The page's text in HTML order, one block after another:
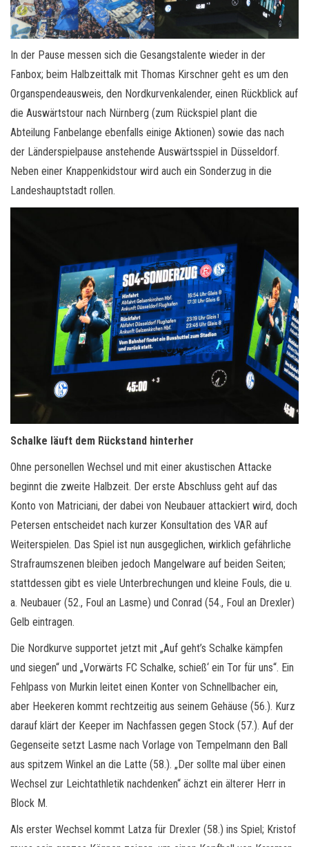
In der Pause messen sich die Gesangstalente wieder in der
Fanbox; beim Halbzeittalk mit Thomas Kirschner geht es um den
Organspendeausweis, den Nordkurvenkalender, einen Rückblick auf
die Auswärtstour nach Nürnberg (zum Rückspiel plant die
Abteilung Fanbelange ebenfalls einige Aktionen) sowie das nach
der Länderspielpause anstehende Auswärtsspiel in Düsseldorf.
Neben einer Knappenkidstour wird auch ein Sonderzug in die
Landeshauptstadt rollen.
Schalke läuft dem Rückstand hinterher
Ohne personellen Wechsel und mit einer akustischen Attacke
beginnt die zweite Halbzeit. Der erste Abschluss geht auf das
Konto von Matriciani, der dabei von Neubauer attackiert wird, doch
Petersen entscheidet nach kurzer Konsultation des VAR auf
Weiterspielen. Das Spiel ist nun ausgeglichen, wirklich gefährliche
Strafraumszenen bleiben jedoch Mangelware auf beiden Seiten;
stattdessen gibt es viele Unterbrechungen und kleine Fouls, die u.
a. Neubauer (52., Foul an Lasme) und Conrad (54., Foul an Drexler)
Gelb eintragen.
Die Nordkurve supportet jetzt mit „Auf geht’s Schalke kämpfen
und siegen“ und „Vorwärts FC Schalke, schieß‘ ein Tor für uns“. Ein
Fehlpass von Murkin leitet einen Konter von Schnellbacher ein,
aber Heekeren kommt rechtzeitig aus seinem Gehäuse (56.). Kurz
darauf klärt der Keeper im Nachfassen gegen Stock (57.). Auf der
Gegenseite setzt Lasme nach Vorlage von Tempelmann den Ball
aus spitzem Winkel an die Latte (58.). „Der sollte mal über einen
Wechsel zur Leichtathletik nachdenken“ ächzt ein älterer Herr in
Block M.
Als erster Wechsel kommt Latza für Drexler (58.) ins Spiel; Kristof